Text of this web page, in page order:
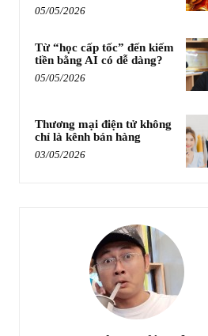
05/05/2026
Từ “học cấp tốc” đến kiếm
tiền bằng AI có dễ dàng?
05/05/2026
Thương mại điện tử không
chỉ là kênh bán hàng
03/05/2026